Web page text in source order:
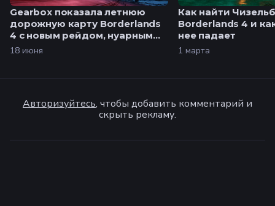
Gearbox показала летнюю
дорожную карту Borderlands
4 с новым рейдом, нуарным
DLC и персонажем Loveless
18 июня
Как найти
Borderlands 4 и
нее падает
1 марта
Авторизуйтесь, чтобы добавить комментарий и
скрыть рекламу.